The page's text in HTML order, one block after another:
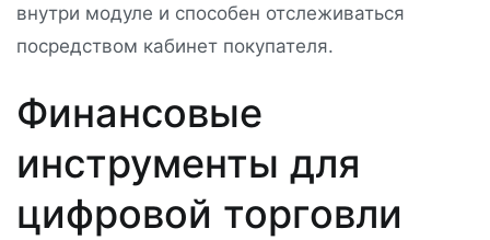
внутри модуле и способен отслеживаться
посредством кабинет покупателя.
Финансовые
инструменты для
цифровой торговли